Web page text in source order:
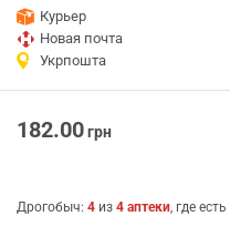
Курьер
Новая почта
Укрпошта
182.00грн
Дрогобыч: 4 из 4 аптеки, где есть